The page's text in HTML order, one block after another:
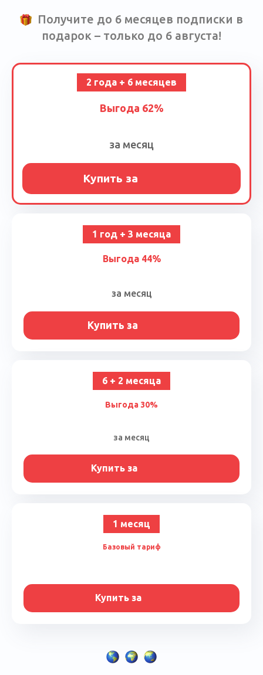
Получите до 6 месяцев подписки в
подарок – только до 6 августа!
2 года + 6 месяцев
Выгода 62%
за месяц
Купить за
1 год + 3 месяца
Выгода 44%
за месяц
Купить за
6 + 2 месяца
Выгода 30%
за месяц
Купить за
1 месяц
Базовый тариф
Купить за